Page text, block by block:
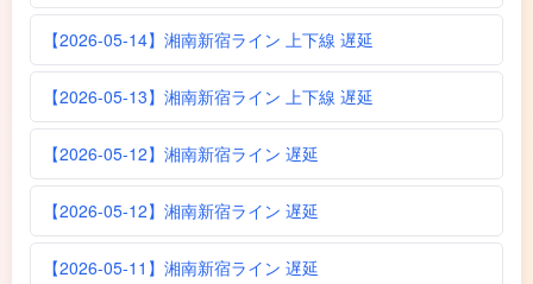
【2026-05-14】湘南新宿ライン 上下線 遅延
【2026-05-13】湘南新宿ライン 上下線 遅延
【2026-05-12】湘南新宿ライン 遅延
【2026-05-12】湘南新宿ライン 遅延
【2026-05-11】湘南新宿ライン 遅延